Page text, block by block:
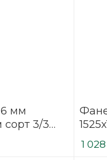
мм
сорт 3/3
1 028